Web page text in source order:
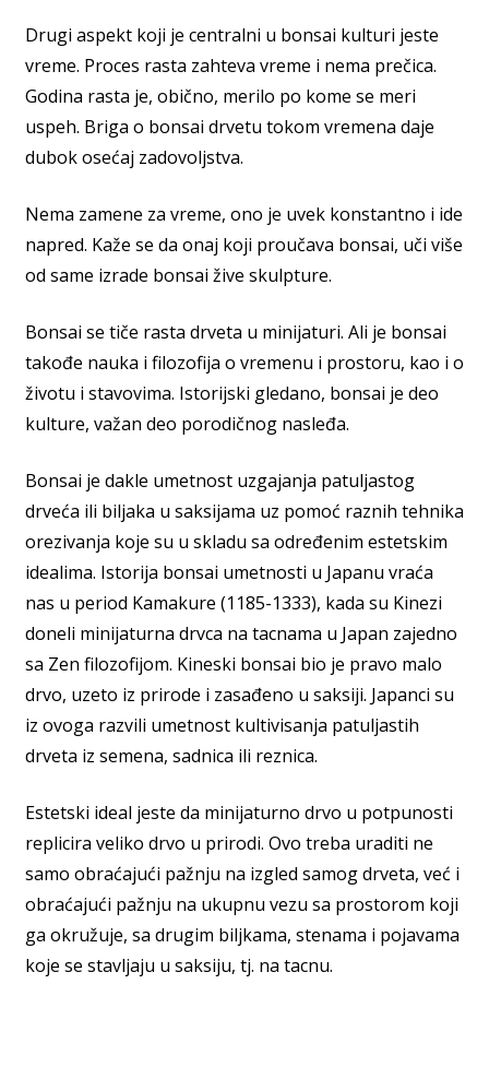
Drugi aspekt koji je centralni u bonsai kulturi jeste
vreme. Proces rasta zahteva vreme i nema prečica.
Godina rasta je, obično, merilo po kome se meri
uspeh. Briga o bonsai drvetu tokom vremena daje
dubok osećaj zadovoljstva.
Nema zamene za vreme, ono je uvek konstantno i ide
napred. Kaže se da onaj koji proučava bonsai, uči više
od same izrade bonsai žive skulpture.
Bonsai se tiče rasta drveta u minijaturi. Ali je bonsai
takođe nauka i filozofija o vremenu i prostoru, kao i o
životu i stavovima. Istorijski gledano, bonsai je deo
kulture, važan deo porodičnog nasleđa.
Bonsai je dakle umetnost uzgajanja patuljastog
drveća ili biljaka u saksijama uz pomoć raznih tehnika
orezivanja koje su u skladu sa određenim estetskim
idealima. Istorija bonsai umetnosti u Japanu vraća
nas u period Kamakure (1185-1333), kada su Kinezi
doneli minijaturna drvca na tacnama u Japan zajedno
sa Zen filozofijom. Kineski bonsai bio je pravo malo
drvo, uzeto iz prirode i zasađeno u saksiji. Japanci su
iz ovoga razvili umetnost kultivisanja patuljastih
drveta iz semena, sadnica ili reznica.
Estetski ideal jeste da minijaturno drvo u potpunosti
replicira veliko drvo u prirodi. Ovo treba uraditi ne
samo obraćajući pažnju na izgled samog drveta, već i
obraćajući pažnju na ukupnu vezu sa prostorom koji
ga okružuje, sa drugim biljkama, stenama i pojavama
koje se stavljaju u saksiju, tj. na tacnu.